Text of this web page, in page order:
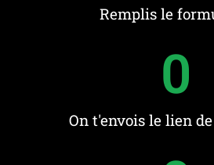
Remplis le
On t'envois le lien
0